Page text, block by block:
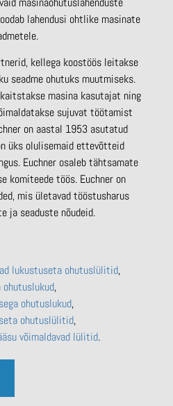
lahendusi ohtlike masinate
kellega koostöös leitakse
seadme ohutuks muutmiseks.
masina kasutajat ning
sujuvat töötamist
on aastal 1953 asutatud
üks olulisemaid ettevõtteid
Euchner osaleb tähtsamate
komiteede töös. Euchner on
mis ületavad tööstusharus
ja seaduste nõudeid.
lukustuseta ohutuslülitid
ohutuslukud
ohutuslukud
ohutuslülitid
võimaldavad lülitid